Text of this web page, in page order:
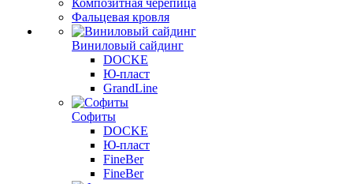
Композитная черепица
Фальцевая кровля
Виниловый сайдинг
DOCKE
Ю-пласт
GrandLine
Софиты
DOCKE
Ю-пласт
FineBer
FineBer